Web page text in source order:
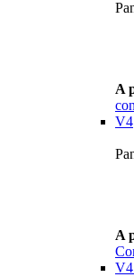
A
V4
A
V4